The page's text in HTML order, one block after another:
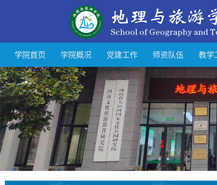
学院首页 学院概况 党建工作 师资队伍 教学